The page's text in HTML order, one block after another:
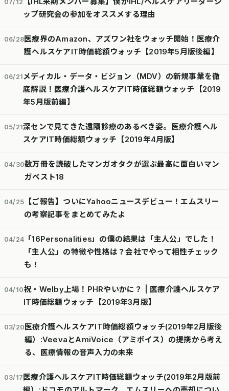
07/12
ップ研究会の参加をオススメする理由
06/28医療界のAmazon、アズワン社をウォッチ開始！医療介
護ヘルスケアIT時価総額ウォッチ【2019年5月版後編】
06/21メディカル・データ・ビジョン（MDV）の新規事業を徹
底解説！医療介護ヘルスケアIT時価総額ウォッチ【2019
年5月版前編】
05/21深センで見てきた遠隔診療のあるべき姿。医療介護ヘル
スケアIT時価総額ウォッチ【2019年4月版】
04/30数万冊を読破したマンガオタクが選ぶ最高に面白いマン
ガベスト18
04/25
【ご報告】ついにYahooニュースデビュー！エムスリー
の考察記事をまとめてみたよ
04/24 「16Personalities」の僕の結果は「主人公」でした！
「主人公」の特徴や性格は？会社でやって相性チェック
も！
04/10祝・Welby上場！PHRやいかに？ | 医療介護ヘルスケア
IT時価総額ウォッチ【2019年3月版】
03/20医療介護ヘルスケアIT時価総額ウォッチ(2019年2月版後
編）:VeevaとAmiVoice（アミボイス）の提携から考え
る、医療情報の音声入力の未来
03/17医療介護ヘルスケアIT時価総額ウォッチ(2019年2月版前